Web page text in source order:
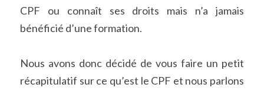
CPF ou connaît ses droits mais n’a jamais
bénéficié d’une formation.
Nous avons donc décidé de vous faire un petit
récapitulatif sur ce qu’est le CPF et nous parlons